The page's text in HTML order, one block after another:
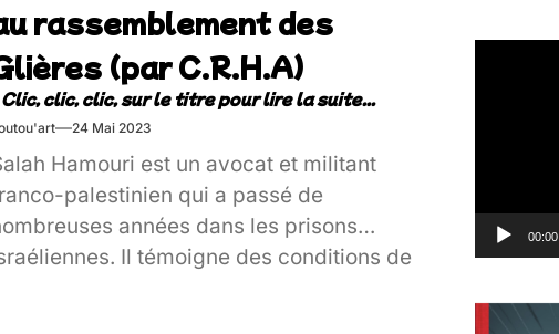
rassemblement des
(par C.R.H.A)
24 Mai 2023
Hamouri est un avocat et militant
palestinien qui a passé de
années dans les prisons
Il témoigne des conditions de
00:00